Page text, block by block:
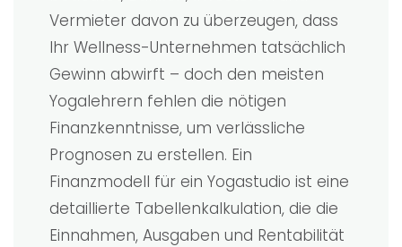
Vermieter davon zu überzeugen, dass
Ihr Wellness-Unternehmen tatsächlich
Gewinn abwirft – doch den meisten
Yogalehrern fehlen die nötigen
Finanzkenntnisse, um verlässliche
Prognosen zu erstellen. Ein
Finanzmodell für ein Yogastudio ist eine
detaillierte Tabellenkalkulation, die die
Einnahmen, Ausgaben und Rentabilität